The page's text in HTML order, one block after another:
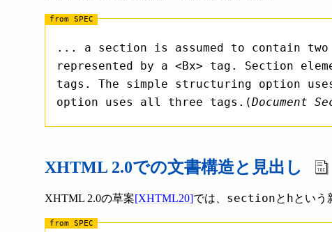
... a section is assumed to contain two
represented by a <Bx> tag. Section
tags. The simple structuring option
option uses all three tags.(Document
XHTML 2.0での文書構造と見出し
XHTML 2.0の草案[XHTML20]では、 sectionと hという